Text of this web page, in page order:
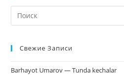
Свежие Записи
Barhayot Umarov — Tunda kechalar